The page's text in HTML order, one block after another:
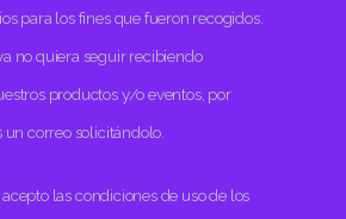
para los fines que fueron recogidos.
no quiera seguir recibiendo
productos y/o eventos, por
un correo solicitándolo.
las condiciones de uso de los